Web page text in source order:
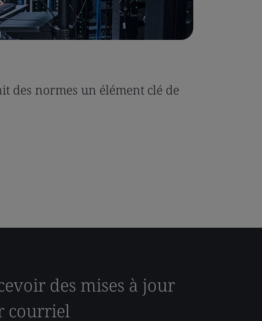
des normes un élément clé de
des mises à jour
courriel